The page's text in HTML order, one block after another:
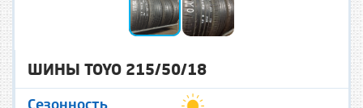
ШИНЫ TOYO 215/50/18